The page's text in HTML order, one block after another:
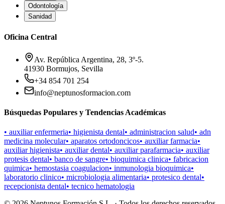
Odontología
Sanidad
Oficina Central
Av. República Argentina, 28, 3º-5.
41930 Bormujos, Sevilla
+34 854 701 254
info@neptunosformacion.com
Búsquedas Populares y Tendencias Académicas
• auxiliar enfermeria• higienista dental• administracion salud• adn
medicina molecular• aparatos ortodoncicos• auxiliar farmacia•
auxiliar higienista• auxiliar dental• auxiliar parafarmacia• auxiliar
protesis dental• banco de sangre• bioquimica clinica• fabricacion
quimica• hemostasia coagulacion• inmunologia bioquimica•
laboratorio clinico• microbiologia alimentaria• protesico dental•
recepcionista dental• tecnico hematologia